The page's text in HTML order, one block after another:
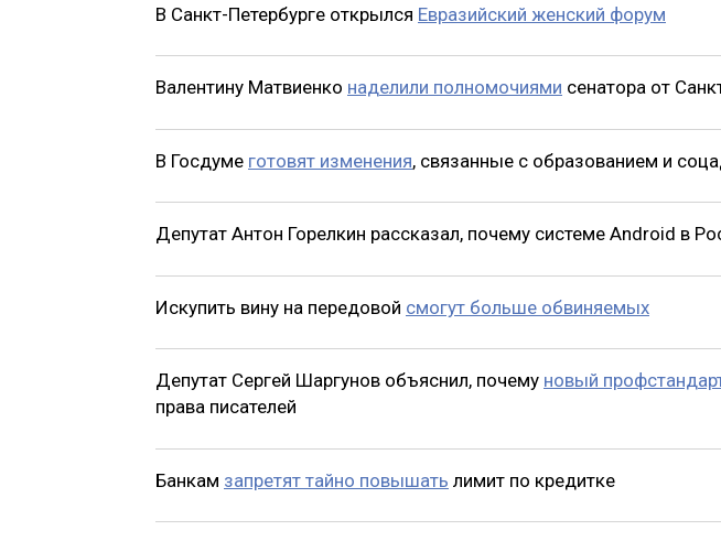
В Санкт-Петербурге открылся Евразийский женский форум
Валентину Матвиенко наделили полномочиями сенатора от
В Госдуме готовят изменения, связанные с образованием и
Депутат Антон Горелкин рассказал, почему системе Android в
Искупить вину на передовой смогут больше обвиняемых
Депутат Сергей Шаргунов объяснил, почему новый
права писателей
Банкам запретят тайно повышать лимит по кредитке